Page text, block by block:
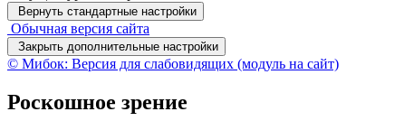
Вернуть стандартные настройки
Обычная версия сайта
Закрыть дополнительные настройки
© Мибок: Версия для слабовидящих (модуль на сайт)
Роскошное зрение